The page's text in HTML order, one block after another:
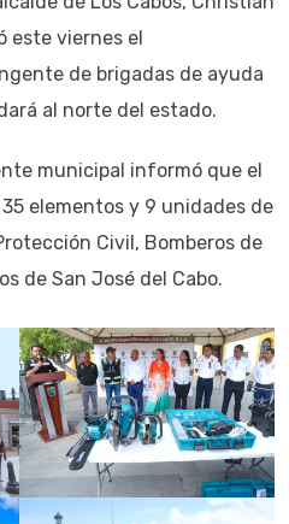
este viernes el
de brigadas de ayuda
al norte del estado.
municipal informó que el
elementos y 9 unidades de
Civil, Bomberos de
de San José del Cabo.